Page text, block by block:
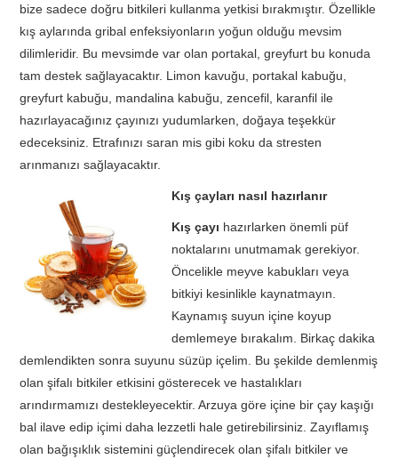
bize sadece doğru bitkileri kullanma yetkisi bırakmıştır. Özellikle
kış aylarında gribal enfeksiyonların yoğun olduğu mevsim
dilimleridir. Bu mevsimde var olan portakal, greyfurt bu konuda
tam destek sağlayacaktır. Limon kavuğu, portakal kabuğu,
greyfurt kabuğu, mandalina kabuğu, zencefil, karanfil ile
hazırlayacağınız çayınızı yudumlarken, doğaya teşekkür
edeceksiniz. Etrafınızı saran mis gibi koku da stresten
arınmanızı sağlayacaktır.
Kış çayları nasıl hazırlanır
Kış çayı hazırlarken önemli püf
noktalarını unutmamak gerekiyor.
Öncelikle meyve kabukları veya
bitkiyi kesinlikle kaynatmayın.
Kaynamış suyun içine koyup
demlemeye bırakalım. Birkaç dakika
demlendikten sonra suyunu süzüp içelim. Bu şekilde demlenmiş
olan şifalı bitkiler etkisini gösterecek ve hastalıkları
arındırmamızı destekleyecektir. Arzuya göre içine bir çay kaşığı
bal ilave edip içimi daha lezzetli hale getirebilirsiniz. Zayıflamış
olan bağışıklık sistemini güçlendirecek olan şifalı bitkiler ve